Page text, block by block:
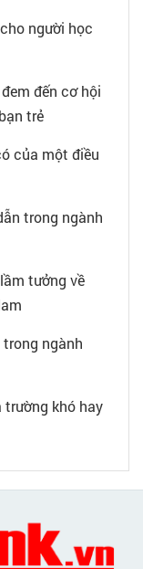
người học
đến cơ hội
trẻ
của một điều
trong ngành
tưởng về
ngành
trường khó hay